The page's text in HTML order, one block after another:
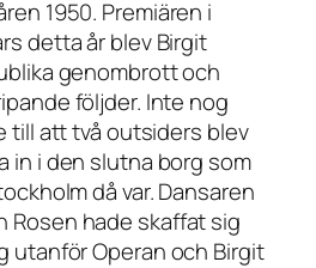
1950. Premiären i
detta år blev Birgit
genombrott och
följder. Inte nog
till att två outsiders blev
in i den slutna borg som
då var. Dansaren
Rosen hade skaffat sig
utanför Operan och Birgit